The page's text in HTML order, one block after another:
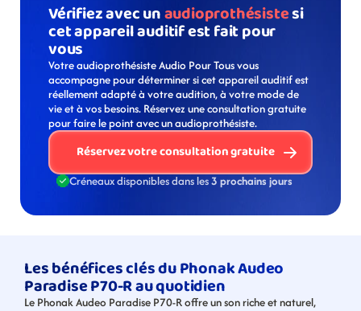
Vérifiez avec un audioprothésiste si
cet appareil auditif est fait pour
vous
Votre audioprothésiste Audio Pour Tous vous
accompagne pour déterminer si cet appareil auditif est
réellement adapté à votre audition, à votre mode de
vie et à vos besoins. Réservez une consultation gratuite
pour faire le point avec un audioprothésiste.
Réservez votre consultation gratuite
Créneaux disponibles dans les 3 prochains jours
Les bénéfices clés du Phonak Audeo
Paradise P70-R au quotidien
Le Phonak Audeo Paradise P70-R offre un son riche et naturel,